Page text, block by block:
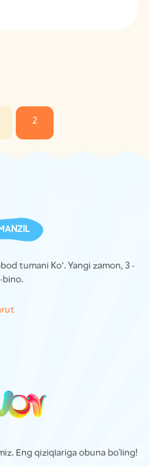
2
tumani Ko’. Yangi zamon, 3 -
bino.
Eng qiziqlariga obuna bo'ling!